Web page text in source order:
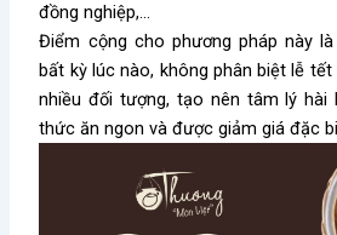
đồng nghiệp,…
Điểm cộng cho phương pháp này
bất kỳ lúc nào, không phân biệt lễ
nhiều đối tượng, tạo nên tâm lý hài
thức ăn ngon và được giảm giá đặc